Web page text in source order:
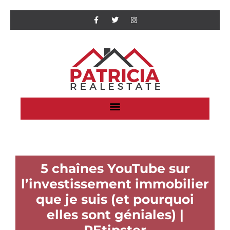
5 chaînes YouTube sur
l’investissement immobilier
que je suis (et pourquoi
elles sont géniales) |